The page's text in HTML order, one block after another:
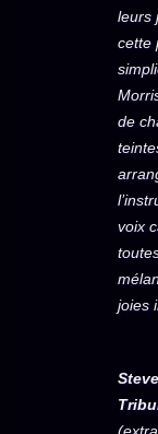
leurs
cette
de
voix
joies